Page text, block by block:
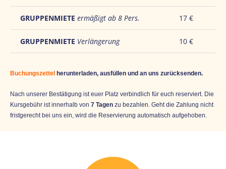
GRUPPENMIETE ermäßigt ab 8 Pers. 17 €
GRUPPENMIETE Verlängerung 10 €
Buchungszettel herunterladen, ausfüllen und an uns zurücksenden.
Nach unserer Bestätigung ist euer Platz verbindlich für euch reserviert. Die
Kursgebühr ist innerhalb von 7 Tagenzu bezahlen. Geht die Zahlung nicht
fristgerecht bei uns ein, wird die Reservierung automatisch aufgehoben.